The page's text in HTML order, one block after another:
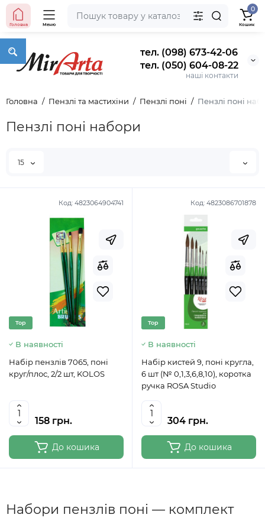
тел. (098) 673-42-06
тел. (050) 604-08-22
наші контакти
Головна Меню
0
Кошик
Головна Пензлі та мастихіни Пензлі поні Пензлі поні
Пензлі поні набори
15
Код: 4823064904741
Top
В наявності
Набір пензлів 7065, поні
круг/плос, 2/2 шт, KOLOS
158 грн.
До кошика
Код: 4823086701878
Top
В наявності
Набір кистей 9, поні кругла,
6 шт (№ 0,1,3,6,8,10), коротка
ручка ROSA Studio
304 грн.
До кошика
Набори пензлів поні — комплект